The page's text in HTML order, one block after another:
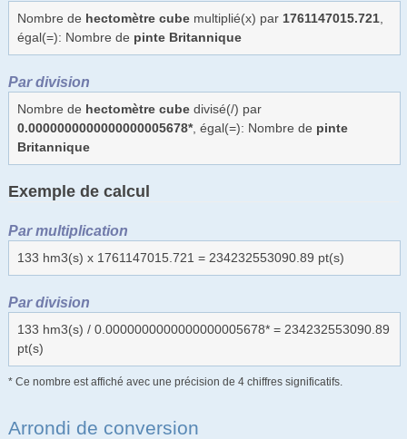
Nombre de hectomètre cubemultiplié(x) par 1761147015.721,
égal(=): Nombre de pinte Britannique
Par division
Nombre de hectomètre cubedivisé(/) par
0.0000000000000000005678*, égal(=): Nombre de pinte
Britannique
Exemple de calcul
Par multiplication
133 hm3(s) x 1761147015.721 = 234232553090.89 pt(s)
Par division
133 hm3(s) / 0.0000000000000000005678* = 234232553090.89
pt(s)
* Ce nombre est affiché avec une précision de 4 chiffres significatifs.
Arrondi de conversion